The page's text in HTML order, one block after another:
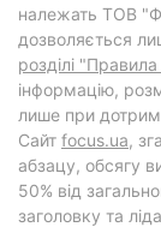
належать ТОВ
дозволяється
розділі
інформацію,
лише при
Cайт focus.ua,
абзацу, обсягу
50% від
заголовку та